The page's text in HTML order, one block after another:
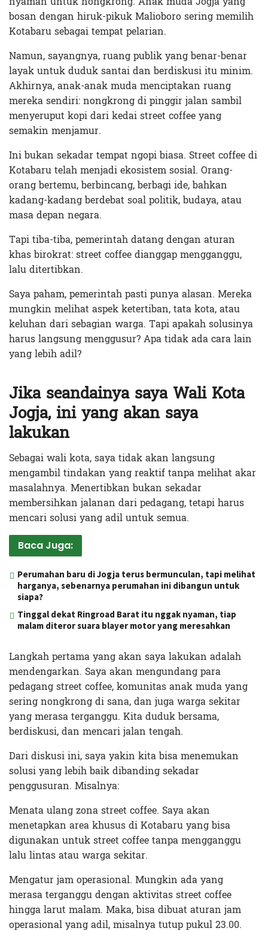
bosan dengan hiruk-pikuk Malioboro sering memilih
Kotabaru sebagai tempat pelarian.
Namun, sayangnya, ruang publik yang benar-benar
layak untuk duduk santai dan berdiskusi itu minim.
Akhirnya, anak-anak muda menciptakan ruang
mereka sendiri: nongkrong di pinggir jalan sambil
menyeruput kopi dari kedai street coffee yang
semakin menjamur.
Ini bukan sekadar tempat ngopi biasa. Street coffee di
Kotabaru telah menjadi ekosistem sosial. Orang-
orang bertemu, berbincang, berbagi ide, bahkan
kadang-kadang berdebat soal politik, budaya, atau
masa depan negara.
Tapi tiba-tiba, pemerintah datang dengan aturan
khas birokrat: street coffee dianggap mengganggu,
lalu ditertibkan.
Saya paham, pemerintah pasti punya alasan. Mereka
mungkin melihat aspek ketertiban, tata kota, atau
keluhan dari sebagian warga. Tapi apakah solusinya
harus langsung menggusur? Apa tidak ada cara lain
yang lebih adil?
Jika seandainya saya Wali Kota
Jogja, ini yang akan saya
lakukan
Sebagai wali kota, saya tidak akan langsung
mengambil tindakan yang reaktif tanpa melihat akar
masalahnya. Menertibkan bukan sekadar
membersihkan jalanan dari pedagang, tetapi harus
mencari solusi yang adil untuk semua.
Baca Juga:
Perumahan baru di Jogja terus bermunculan, tapi melihat
harganya, sebenarnya perumahan ini dibangun untuk
siapa?
Tinggal dekat Ringroad Barat itu nggak nyaman, tiap
malam diteror suara blayer motor yang meresahkan
Langkah pertama yang akan saya lakukan adalah
mendengarkan. Saya akan mengundang para
pedagang street coffee, komunitas anak muda yang
sering nongkrong di sana, dan juga warga sekitar
yang merasa terganggu. Kita duduk bersama,
berdiskusi, dan mencari jalan tengah.
Dari diskusi ini, saya yakin kita bisa menemukan
solusi yang lebih baik dibanding sekadar
penggusuran. Misalnya:
Menata ulang zona street coffee. Saya akan
menetapkan area khusus di Kotabaru yang bisa
digunakan untuk street coffee tanpa mengganggu
lalu lintas atau warga sekitar.
Mengatur jam operasional. Mungkin ada yang
merasa terganggu dengan aktivitas street coffee
hingga larut malam. Maka, bisa dibuat aturan jam
operasional yang adil, misalnya tutup pukul 23.00.